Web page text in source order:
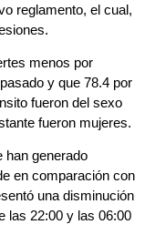
reglamento, el cual,
menos por
y que 78.4 por
fueron del sexo
fueron mujeres.
han generado
en comparación con
una disminución
las 22:00 y las 06:00